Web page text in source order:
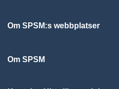
Om SPSM:s webbplatser
Om SPSM